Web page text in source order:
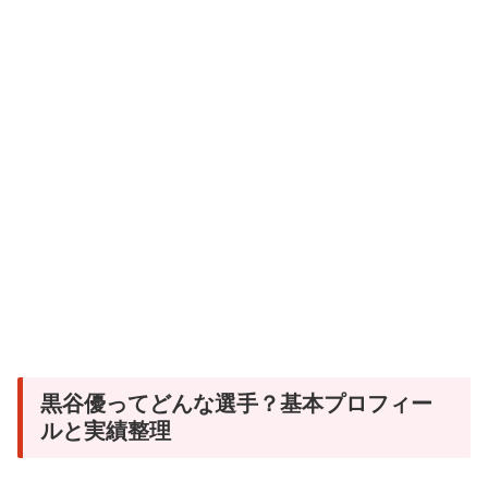
黒谷優ってどんな選手？基本プロフィー
ルと実績整理